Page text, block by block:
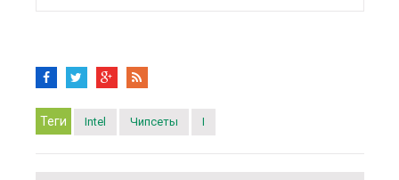
Теги Intel Чипсеты I